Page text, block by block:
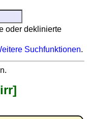
oder deklinierte
Suchfunktionen.